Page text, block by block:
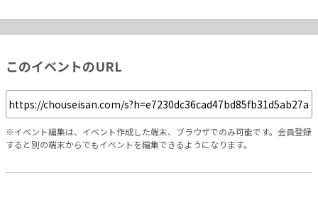
このイベントのURL
※イベント編集は、イベント作成した端末、ブラウザでのみ可能です。会員登録
すると別の端末からでもイベントを編集できるようになります。